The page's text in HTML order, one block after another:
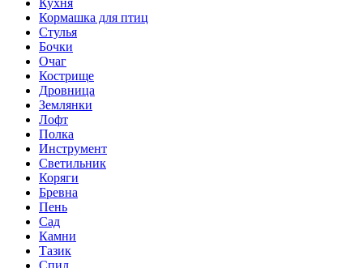
Кормашка для птиц
Стулья
Бочки
Очаг
Кострище
Дровница
Землянки
Лофт
Полка
Инструмент
Светильник
Коряги
Бревна
Пень
Сад
Камни
Тазик
Спил